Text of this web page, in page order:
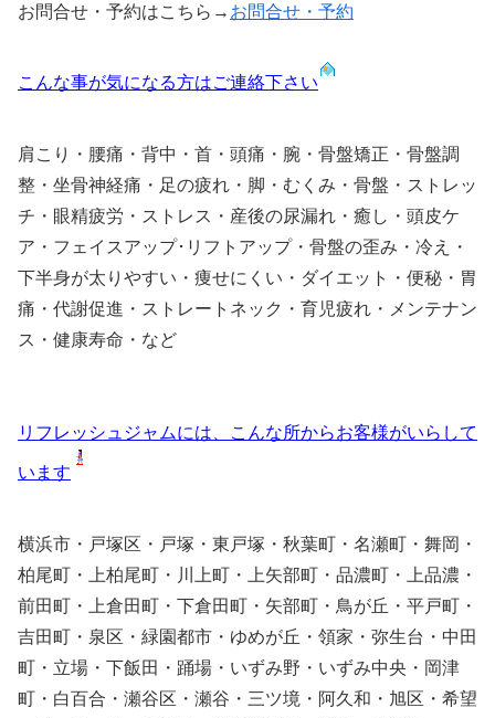
お問合せ・予約はこちら→ お問合せ・予約
こんな事が気になる方はご連絡下さい
肩こり・腰痛・背中・首・頭痛・腕・骨盤矯正・骨盤調
整・坐骨神経痛・足の疲れ・脚・むくみ・骨盤・ストレッ
チ・眼精疲労・ストレス・産後の尿漏れ・癒し・頭皮ケ
ア・フェイスアップ･リフトアップ・骨盤の歪み・冷え・
下半身が太りやすい・痩せにくい・ダイエット・便秘・胃
痛・代謝促進・ストレートネック・育児疲れ・メンテナン
ス・健康寿命・など
リフレッシュジャムには、こんな所からお客様がいらして
います
横浜市・戸塚区・戸塚・東戸塚・秋葉町・名瀬町・舞岡・
柏尾町・上柏尾町・川上町・上矢部町・品濃町・上品濃・
前田町・上倉田町・下倉田町・矢部町・鳥が丘・平戸町・
吉田町・泉区・緑園都市・ゆめが丘・領家・弥生台・中田
町・立場・下飯田・踊場・いずみ野・いずみ中央・岡津
町・白百合・瀬谷区・瀬谷・三ツ境・阿久和・旭区・希望